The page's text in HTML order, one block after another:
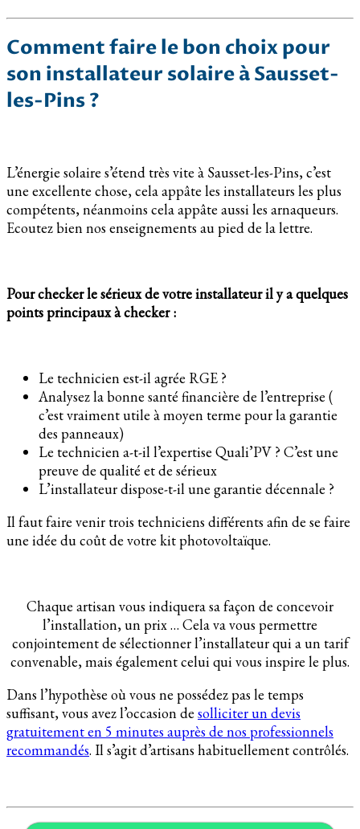
Comment faire le bon choix pour
son installateur solaire à Sausset-
les-Pins ?
L’énergie solaire s’étend très vite à Sausset-les-Pins, c’est
une excellente chose, cela appâte les installateurs les plus
compétents, néanmoins cela appâte aussi les arnaqueurs.
Ecoutez bien nos enseignements au pied de la lettre.
Pour checker le sérieux de votre installateur il y a quelques
points principaux à checker :
Le technicien est-il agrée RGE ?
Analysez la bonne santé financière de l’entreprise (
c’est vraiment utile à moyen terme pour la garantie
des panneaux)
Le technicien a-t-il l’expertise Quali’PV ? C’est une
preuve de qualité et de sérieux
L’installateur dispose-t-il une garantie décennale ?
Il faut faire venir trois techniciens différents afin de se faire
une idée du coût de votre kit photovoltaïque.
Chaque artisan vous indiquera sa façon de concevoir
l’installation, un prix … Cela va vous permettre
conjointement de sélectionner l’installateur qui a un tarif
convenable, mais également celui qui vous inspire le plus.
Dans l’hypothèse où vous ne possédez pas le temps
suffisant, vous avez l’occasion de solliciter un devis
gratuitement en 5 minutes auprès de nos professionnels
recommandés. Il s’agit d’artisans habituellement contrôlés.